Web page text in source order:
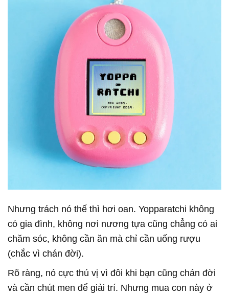
Nhưng trách nó thế thì hơi oan. Yopparatchi không
có gia đình, không nơi nương tựa cũng chẳng có ai
chăm sóc, không cần ăn mà chỉ cần uống rượu
(chắc vì chán đời).
Rõ ràng, nó cực thú vị vì đôi khi bạn cũng chán đời
và cần chút men để giải trí. Nhưng mua con này ở